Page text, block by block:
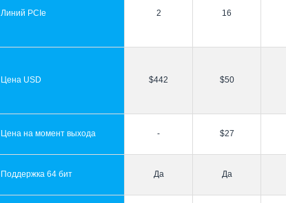
Линий PCIe 2 16
Цена USD $442 $50
Цена на момент выхода - $27
Поддержка 64 бит Да Да